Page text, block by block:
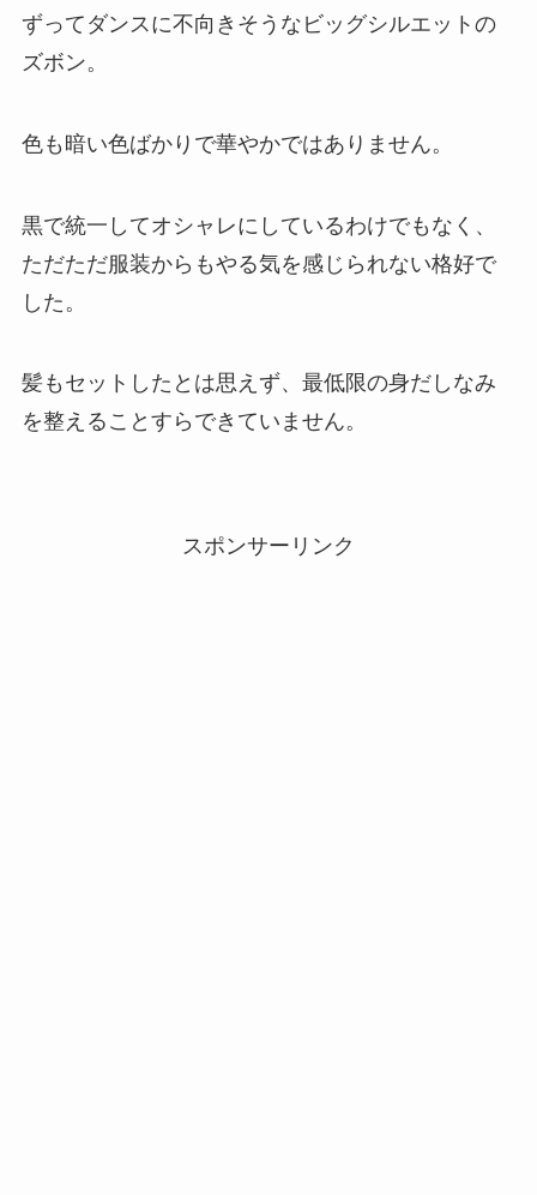
ずってダンスに不向きそうなビッグシルエットの
ズボン。
色も暗い色ばかりで華やかではありません。
黒で統一してオシャレにしているわけでもなく、
ただただ服装からもやる気を感じられない格好で
した。
髪もセットしたとは思えず、最低限の身だしなみ
を整えることすらできていません。
スポンサーリンク